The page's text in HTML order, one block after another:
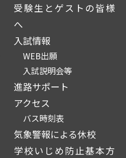
受験生とゲストの皆様
へ
入試情報
WEB出願
入試説明会等
進路サポート
アクセス
バス時刻表
気象警報による休校
学校いじめ防止基本方